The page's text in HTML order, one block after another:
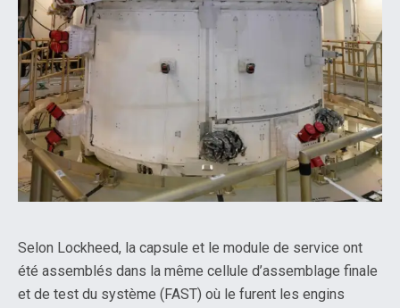
Selon Lockheed, la capsule et le module de service ont
été assemblés dans la même cellule d’assemblage finale
et de test du système (FAST) où le furent les engins